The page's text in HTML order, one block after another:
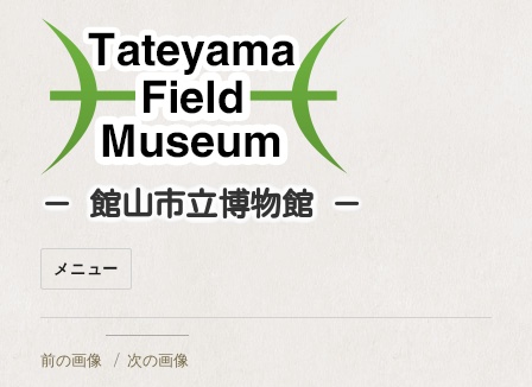
－ 館山市立博物館 －
メニュー
前の画像 次の画像